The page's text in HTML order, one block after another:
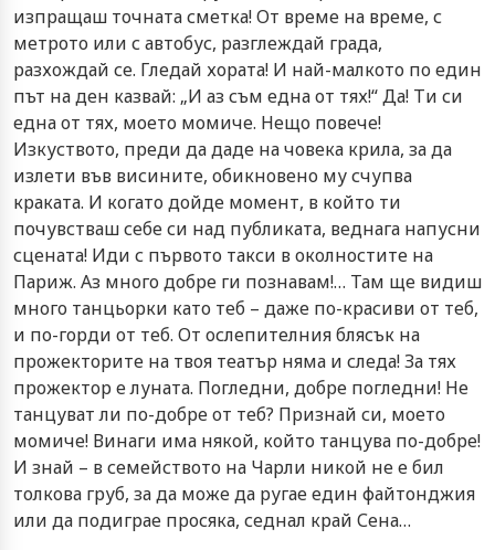
изпращаш точната сметка! От време на време, с
метрото или с автобус, разглеждай града,
разхождай се. Гледай хората! И най-малкото по един
път на ден казвай: „И аз съм една от тях!“ Да! Ти си
една от тях, моето момиче. Нещо повече!
Изкуството, преди да даде на човека крила, за да
излети във висините, обикновено му счупва
краката. И когато дойде момент, в който ти
почувстваш себе си над публиката, веднага напусни
сцената! Иди с първото такси в околностите на
Париж. Аз много добре ги познавам!… Там ще видиш
много танцьорки като теб – даже по-красиви от теб,
и по-горди от теб. От ослепителния блясък на
прожекторите на твоя театър няма и следа! За тях
прожектор е луната. Погледни, добре погледни! Не
танцуват ли по-добре от теб? Признай си, моето
момиче! Винаги има някой, който танцува по-добре!
И знай – в семейството на Чарли никой не е бил
толкова груб, за да може да ругае един файтонджия
или да подиграе просяка, седнал край Сена…